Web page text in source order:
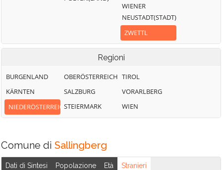
WIENER
NEUSTADT(STADT)
ZWETTL
Regioni
BURGENLAND
KÄRNTEN
NIEDERÖSTERREICH
OBERÖSTERREICH
SALZBURG
STEIERMARK
TIROL
VORARLBERG
WIEN
Comune di Sallingberg
Dati di Sintesi Popolazione Età Stranieri